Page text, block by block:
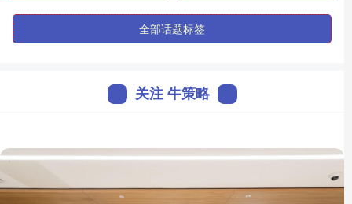
全部话题标签
关注 牛策略